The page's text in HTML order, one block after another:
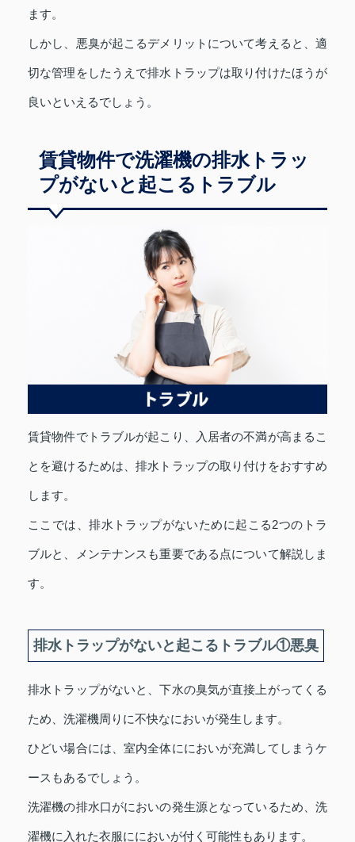
ます。
しかし、悪臭が起こるデメリットについて考えると、適
切な管理をしたうえで排水トラップは取り付けたほうが
良いといえるでしょう。
賃貸物件で洗濯機の排水トラッ
プがないと起こるトラブル
賃貸物件でトラブルが起こり、入居者の不満が高まるこ
とを避けるためは、排水トラップの取り付けをおすすめ
します。
ここでは、排水トラップがないために起こる2つのトラ
ブルと、メンテナンスも重要である点について解説しま
す。
排水トラップがないと起こるトラブル①悪臭
排水トラップがないと、下水の臭気が直接上がってくる
ため、洗濯機周りに不快なにおいが発生します。
ひどい場合には、室内全体ににおいが充満してしまうケ
ースもあるでしょう。
洗濯機の排水口がにおいの発生源となっているため、洗
濯機に入れた衣服ににおいが付く可能性もあります。